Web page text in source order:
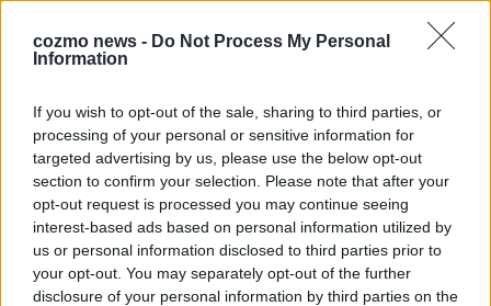
cozmo news - Do Not Process My Personal
Information
If you wish to opt-out of the sale, sharing to third parties, or
processing of your personal or sensitive information for
targeted advertising by us, please use the below opt-out
section to confirm your selection. Please note that after your
opt-out request is processed you may continue seeing
interest-based ads based on personal information utilized by
us or personal information disclosed to third parties prior to
your opt-out. You may separately opt-out of the further
disclosure of your personal information by third parties on the
Dänemark eröffnet, Österreich beschließt: Die
Startreihenfolge des ESC-Finales 2026 im Überblick
Mai 2026
KOMMENTAR
Alle 25 ESC-Finalisten auf dem Prüfstand: Stärken,
Schwächen und unsere Tipps
Mai 2026